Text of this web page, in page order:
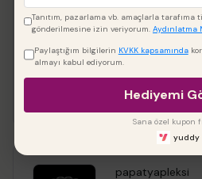
%20
₺ 288.00 ₺
Çap
papatyapleksi
Tanıtım, pazarlama vb. amaçlarla tarafıma
gönderilmesine izin veriyorum. Aydınlatma
Paylaştığım bilgilerin KVKK kapsamında
almayı kabul ediyorum.
Hediyemi
Sana özel kupon
yuddy